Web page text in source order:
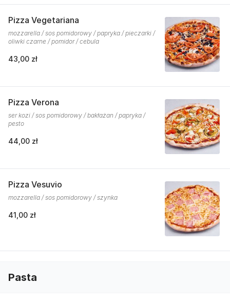
Pizza Vegetariana
mozzarella / sos pomidorowy / papryka / pieczarki /
oliwki czarne / pomidor / cebula
43,00 zł
Pizza Verona
ser kozi / sos pomidorowy / bakłażan / papryka /
pesto
44,00 zł
Pizza Vesuvio
mozzarella / sos pomidorowy / szynka
41,00 zł
Pasta